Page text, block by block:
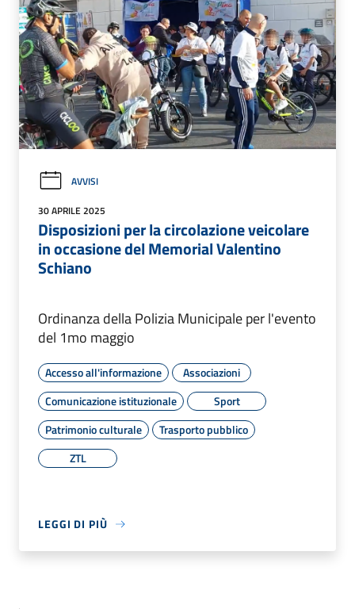
AVVISI
30 APRILE 2025
Disposizioni per la circolazione veicolare
in occasione del Memorial Valentino
Schiano
Ordinanza della Polizia Municipale per l'evento
del 1mo maggio
Accesso all'informazione
Associazioni
Comunicazione istituzionale
Sport
Patrimonio culturale
Trasporto pubblico
ZTL
LEGGI DI PIÙ